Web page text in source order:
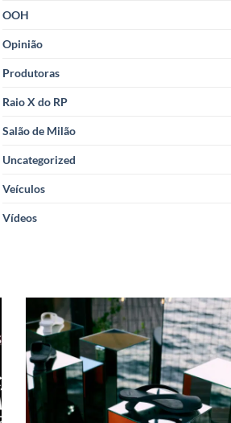
OOH
Opinião
Produtoras
Raio X do RP
Salão de Milão
Uncategorized
Veículos
Vídeos